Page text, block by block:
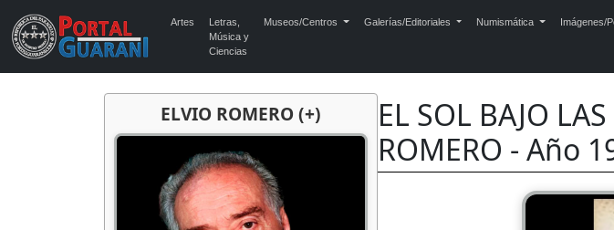
Artes
Letras,
Música y
Ciencias
Museos/Centros Galerías/Editoriales Numismática Imágenes/
ELVIO ROMERO (+)
EL SOL BAJO
ROMERO - Año